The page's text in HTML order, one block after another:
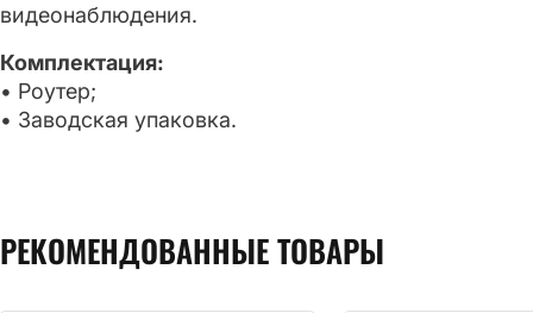
видеонаблюдения.
Комплектация:
• Роутер;
• Заводская упаковка.
РЕКОМЕНДОВАННЫЕ ТОВАРЫ